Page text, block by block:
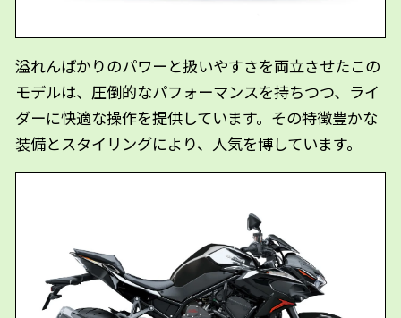
溢れんばかりのパワーと扱いやすさを両立させたこの
モデルは、圧倒的なパフォーマンスを持ちつつ、ライ
ダーに快適な操作を提供しています。その特徴豊かな
装備とスタイリングにより、人気を博しています。